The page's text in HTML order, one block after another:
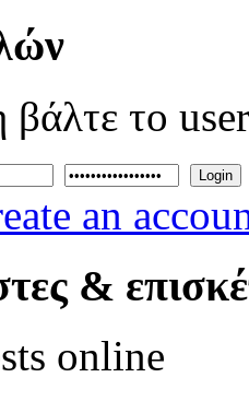
βάλτε το
Login
an
&
online